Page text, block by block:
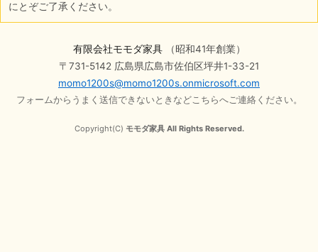
にとぞご了承ください。
有限会社モモダ家具（昭和41年創業）
〒731-5142 広島県広島市佐伯区坪井1-33-21
momo1200s@momo1200s.onmicrosoft.com
フォームからうまく送信できないときなどこちらへご連絡ください。
Copyright(C) モモダ家具 All Rights Reserved.